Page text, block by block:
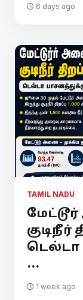
6 days ago
TAMIL NADU
குடிநீர்
டெல்டா
...
1 week ago